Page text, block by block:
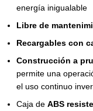
energía inigualable
Libre de
Recargables con
Construcción a
permite una
el uso continuo
Caja de ABS